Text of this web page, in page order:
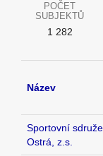
POČET
SUBJEKTŮ
1 282
Název
Sportovní
Ostrá, z.s.